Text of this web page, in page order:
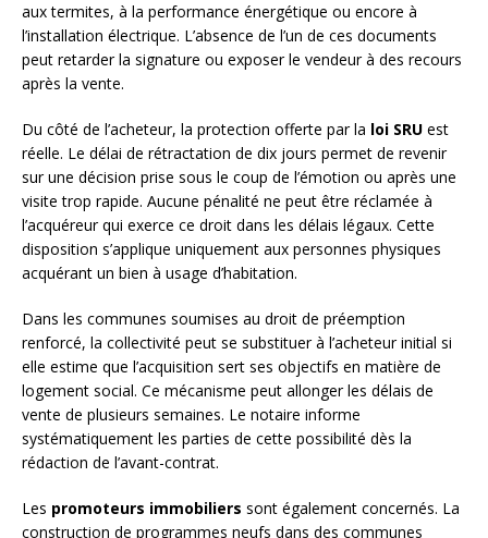
aux termites, à la performance énergétique ou encore à
l’installation électrique. L’absence de l’un de ces documents
peut retarder la signature ou exposer le vendeur à des recours
après la vente.
Du côté de l’acheteur, la protection offerte par la loi SRU est
réelle. Le délai de rétractation de dix jours permet de revenir
sur une décision prise sous le coup de l’émotion ou après une
visite trop rapide. Aucune pénalité ne peut être réclamée à
l’acquéreur qui exerce ce droit dans les délais légaux. Cette
disposition s’applique uniquement aux personnes physiques
acquérant un bien à usage d’habitation.
Dans les communes soumises au droit de préemption
renforcé, la collectivité peut se substituer à l’acheteur initial si
elle estime que l’acquisition sert ses objectifs en matière de
logement social. Ce mécanisme peut allonger les délais de
vente de plusieurs semaines. Le notaire informe
systématiquement les parties de cette possibilité dès la
rédaction de l’avant-contrat.
Les promoteurs immobiliers sont également concernés. La
construction de programmes neufs dans des communes